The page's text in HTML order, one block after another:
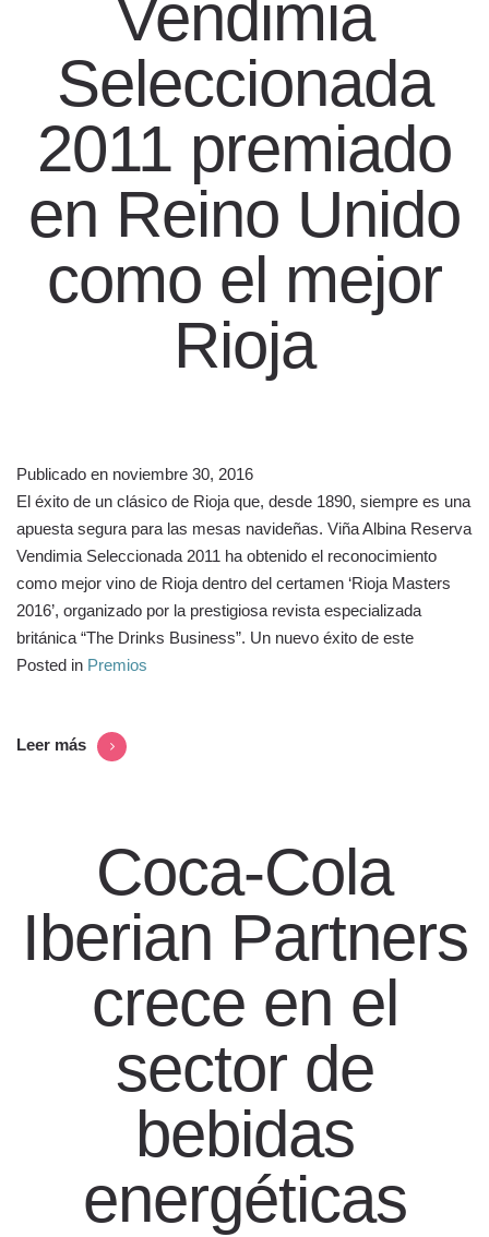
Vendimia
Seleccionada
2011 premiado
en Reino Unido
como el mejor
Rioja
Publicado en noviembre 30, 2016
El éxito de un clásico de Rioja que, desde 1890, siempre es una
apuesta segura para las mesas navideñas. Viña Albina Reserva
Vendimia Seleccionada 2011 ha obtenido el reconocimiento
como mejor vino de Rioja dentro del certamen ‘Rioja Masters
2016’, organizado por la prestigiosa revista especializada
británica “The Drinks Business”. Un nuevo éxito de este
Posted in Premios
Leer más
Coca-Cola
Iberian Partners
crece en el
sector de
bebidas
energéticas